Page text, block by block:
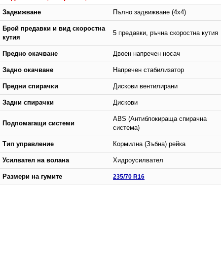
Задвижване Пълно задвижване (4x4)
Брой предавки и вид скоростна
кутия
5 предавки, ръчна скоростна кутия
Предно окачване Двоен напречен носач
Задно окачване Напречен стабилизатор
Предни спирачки Дискови вентилирани
Задни спирачки Дискови
Подпомагащи системи
ABS (Антиблокираща спирачна
система)
Тип управление Кормилна (Зъбна) рейка
Усилвател на волана Хидроусилвател
Размери на гумите 235/70 R16